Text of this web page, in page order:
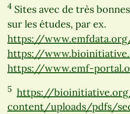
4 Sites avec de très
sur les études, par ex.
https://
https://
https://www.emf-
5 https://
content/uploads/pdfs/